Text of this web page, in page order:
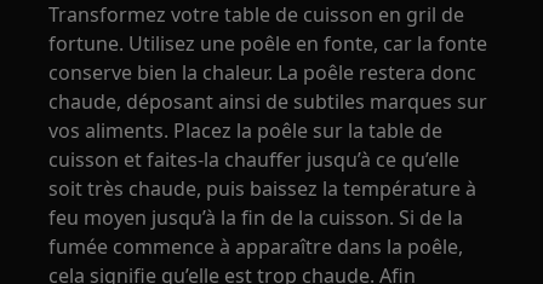
Transformez votre table de cuisson en gril de
fortune. Utilisez une poêle en fonte, car la fonte
conserve bien la chaleur. La poêle restera donc
chaude, déposant ainsi de subtiles marques sur
vos aliments. Placez la poêle sur la table de
cuisson et faites-la chauffer jusqu’à ce qu’elle
soit très chaude, puis baissez la température à
feu moyen jusqu’à la fin de la cuisson. Si de la
fumée commence à apparaître dans la poêle,
cela signifie qu’elle est trop chaude. Afin